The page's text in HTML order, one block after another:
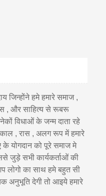
जिन्होंने हमे हमारे समाज ,
, और साहित्य से रूबरू
विधाओं के जन्म दाता रहे
, रास , अलग रूप में हमारे
के योगदान को पूरे समाज मे
जुड़े सभी कार्यकर्ताओं की
का साथ हमे बहुत सी
अनुभूति देगी तो आइये हमारे